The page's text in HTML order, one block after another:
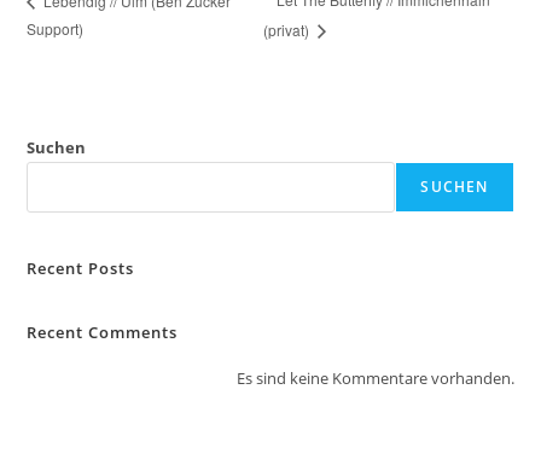
Support)
(privat)
Suchen
SUCHEN
Recent Posts
Recent Comments
Es sind keine Kommentare vorhanden.